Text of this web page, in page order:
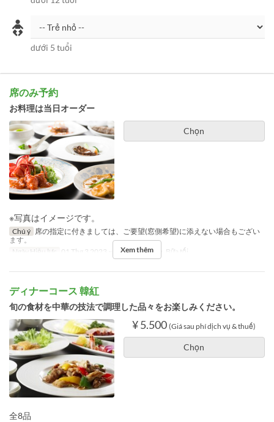
dưới 5 tuổi
席のみ予約
お料理は当日オーダー
Chọn
※写真はイメージです。
Chú ý 席の指定に付きましては、ご要望(窓側希望)に添えない場合もござい
ます。
Ngày Hiệu lực
01 Thg 3 2023 ~ Bữa Bữa trưa, Bữa tối
Xem thêm
ディナーコース 韓紅
旬の食材を中華の技法で調理した品々をお楽しみください。
¥ 5.500 (Giá sau phí dịch vụ & thuế)
Chọn
全8品